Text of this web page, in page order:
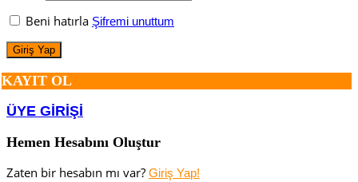
Beni hatırla Şifremi unuttum
KAYIT OL
ÜYE GİRİŞİ
Hemen Hesabını Oluştur
Zaten bir hesabın mı var? Giriş Yap!